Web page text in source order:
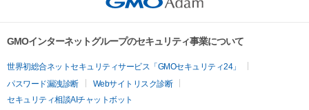
GMOインターネットグループのセキュリティ事業について
世界初総合ネットセキュリティサービス「GMOセキュリティ24」
パスワード漏洩診断
Webサイトリスク診断
セキュリティ相談AIチャットボット